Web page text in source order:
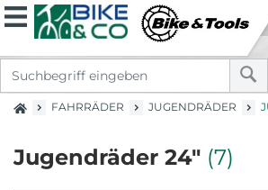
FAHRRÄDER JUGENDRÄDER
Jugendräder 24" (7)